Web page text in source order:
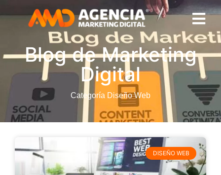
Blog de Marketing
Digital
Categoría Diseño Web
DISEÑO WEB